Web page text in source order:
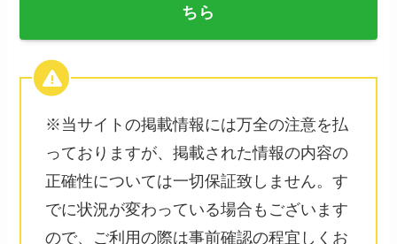
ちら
※当サイトの掲載情報には万全の注意を払
っておりますが、掲載された情報の内容の
正確性については一切保証致しません。す
でに状況が変わっている場合もございます
ので、ご利用の際は事前確認の程宜しくお